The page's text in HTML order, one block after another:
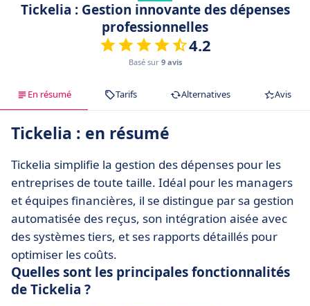
Tickelia : Gestion innovante des dépenses
professionnelles
4.2
Basé sur 9 avis
En résumé Tarifs Alternatives Avis
Tickelia : en résumé
Tickelia simplifie la gestion des dépenses pour les
entreprises de toute taille. Idéal pour les managers
et équipes financières, il se distingue par sa gestion
automatisée des reçus, son intégration aisée avec
des systèmes tiers, et ses rapports détaillés pour
optimiser les coûts.
Quelles sont les principales fonctionnalités
de Tickelia ?